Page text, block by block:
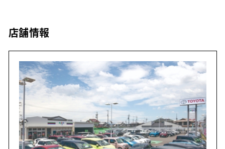
店舗情報